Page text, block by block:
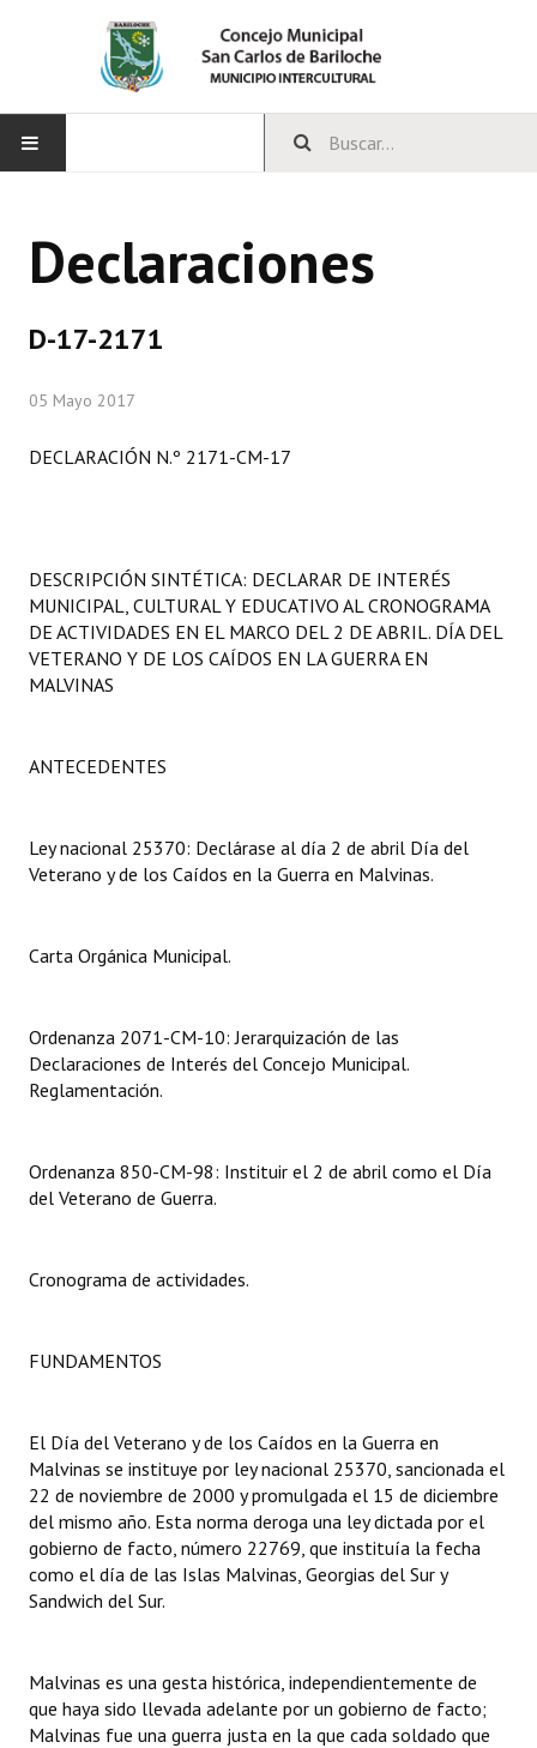
CONCEJO
Comisiones Permanentes
Comisiones Especiales
LEGISLACIÓN
Constitución Nacional
Carta Orgánica 2007
Digesto
DOCUMENTOS
Proyectos Presentados
Actas de Sesión
Ejecución Presupuestaria
NORMATIVA
Declaraciones
Resoluciones
Resoluciones de Presidencia
Antiguos Pobladores
Noticias Destacadas
Declaraciones
D-17-2171
05 Mayo 2017
DECLARACIÓN N.º 2171-CM-17
DESCRIPCIÓN SINTÉTICA: DECLARAR DE INTERÉS
MUNICIPAL, CULTURAL Y EDUCATIVO AL CRONOGRAMA
DE ACTIVIDADES EN EL MARCO DEL 2 DE ABRIL. DÍA DEL
VETERANO Y DE LOS CAÍDOS EN LA GUERRA EN
MALVINAS
ANTECEDENTES
Ley nacional 25370: Declárase al día 2 de abril Día del
Veterano y de los Caídos en la Guerra en Malvinas.
Carta Orgánica Municipal.
Ordenanza 2071-CM-10: Jerarquización de las
Declaraciones de Interés del Concejo Municipal.
Reglamentación.
Ordenanza 850-CM-98: Instituir el 2 de abril como el Día
del Veterano de Guerra.
Cronograma de actividades.
FUNDAMENTOS
El Día del Veterano y de los Caídos en la Guerra en
Malvinas se instituye por ley nacional 25370, sancionada el
22 de noviembre de 2000 y promulgada el 15 de diciembre
del mismo año. Esta norma deroga una ley dictada por el
gobierno de facto, número 22769, que instituía la fecha
como el día de las Islas Malvinas, Georgias del Sur y
Sandwich del Sur.
Malvinas es una gesta histórica, independientemente de
que haya sido llevada adelante por un gobierno de facto;
Malvinas fue una guerra justa en la que cada soldado que